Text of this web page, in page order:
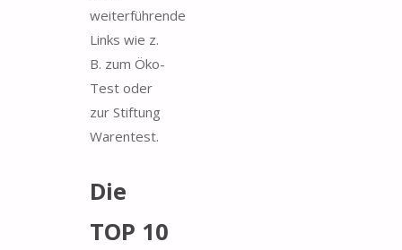
weiterführende
Links wie z.
B. zum Öko-
Test oder
zur Stiftung
Warentest.
Die
TOP 10